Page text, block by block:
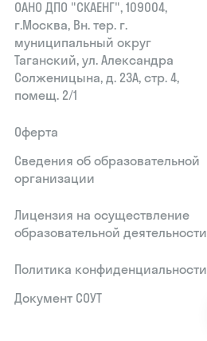
ОАНО ДПО "СКАЕНГ", 109004,
г.Москва, Вн. тер. г.
муниципальный округ
Таганский, ул. Александра
Солженицына, д. 23А, стр. 4,
помещ. 2/1
Оферта
Сведения об образовательной
организации
Лицензия на осуществление
образовательной деятельности
Политика конфиденциальности
Документ СОУТ